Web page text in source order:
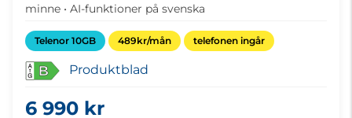
minne • AI-funktioner på svenska
Telenor 10GB 489kr/mån telefonen ingår
B Produktblad
6 990 kr